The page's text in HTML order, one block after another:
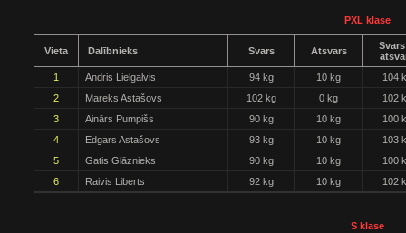
PXL klase
Vieta Dalībnieks Svars Atsvars
1
Andris Lielgalvis 94 kg 10 kg
104
2
Mareks Astašovs 102 kg 0 kg
102
3
Ainārs Pumpišs 90 kg 10 kg
100
4
Edgars Astašovs 93 kg 10 kg
103
5
Gatis Glāznieks 90 kg 10 kg
100
6
Raivis Liberts 92 kg 10 kg 102
S klase